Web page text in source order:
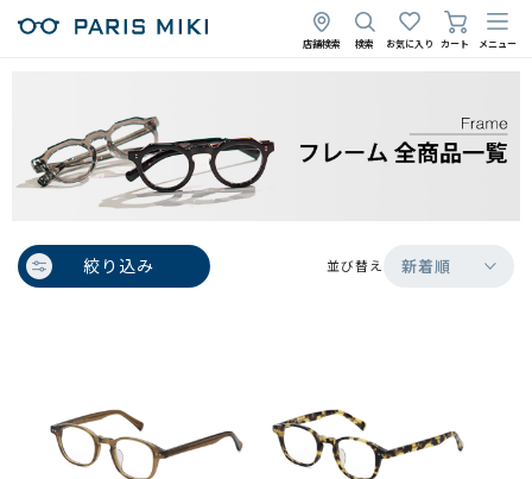
店舗検索 検索 お気に入り カート メニュー
絞り込み 並び替え 新着順